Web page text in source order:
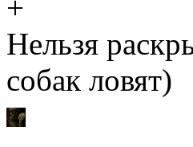
Нельзя
собак ловят)